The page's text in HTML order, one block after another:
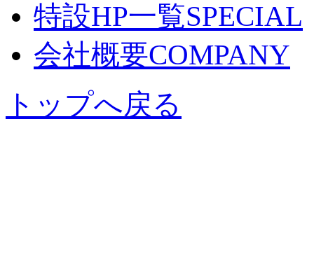
特設HP一覧SPECIAL
会社概要COMPANY
トップへ戻る